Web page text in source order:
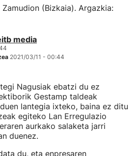
(Bizkaia). Argazkia:
media
2021/03/11 - 00:44
Nagusiak ebatzi du ez
Gestamp taldeak
lantegia ixteko, baina ez ditu
egiteko Lan Erregulazio
aurkako salaketa jarri
duenez.
du, eta enpresaren